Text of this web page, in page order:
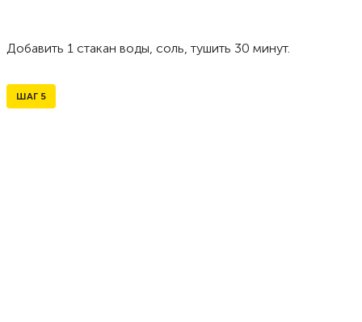
Добавить 1 стакан воды, соль, тушить 30 минут.
ШАГ 5